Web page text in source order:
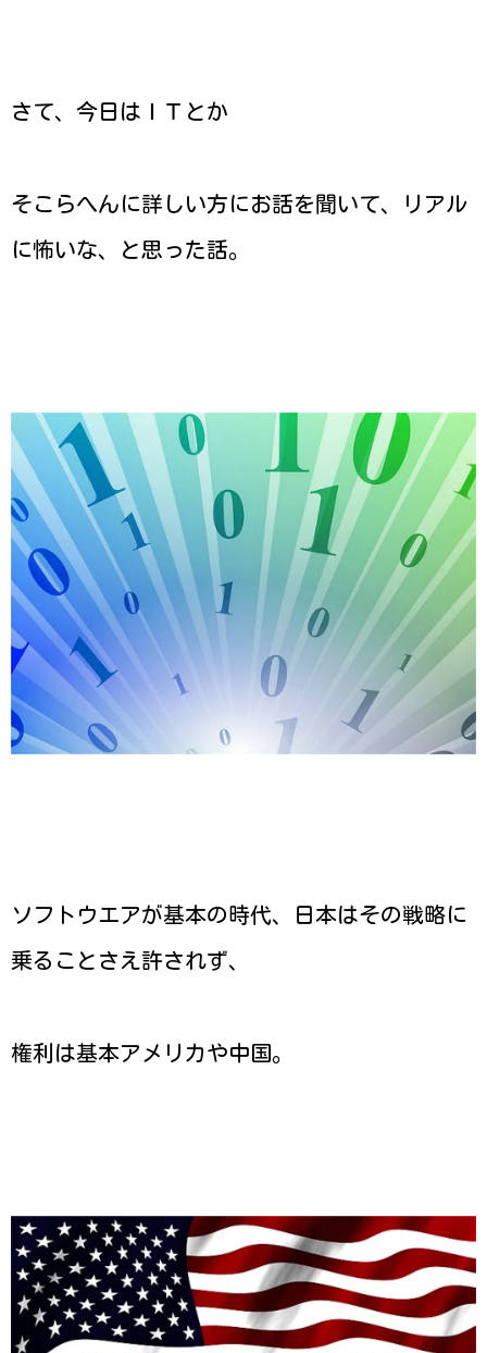
さて、今日はＩＴとか
そこらへんに詳しい方にお話を聞いて、リアル
に怖いな、と思った話。
ソフトウエアが基本の時代、日本はその戦略に
乗ることさえ許されず、
権利は基本アメリカや中国。